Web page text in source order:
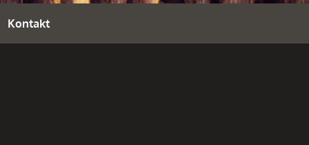
Kontakt